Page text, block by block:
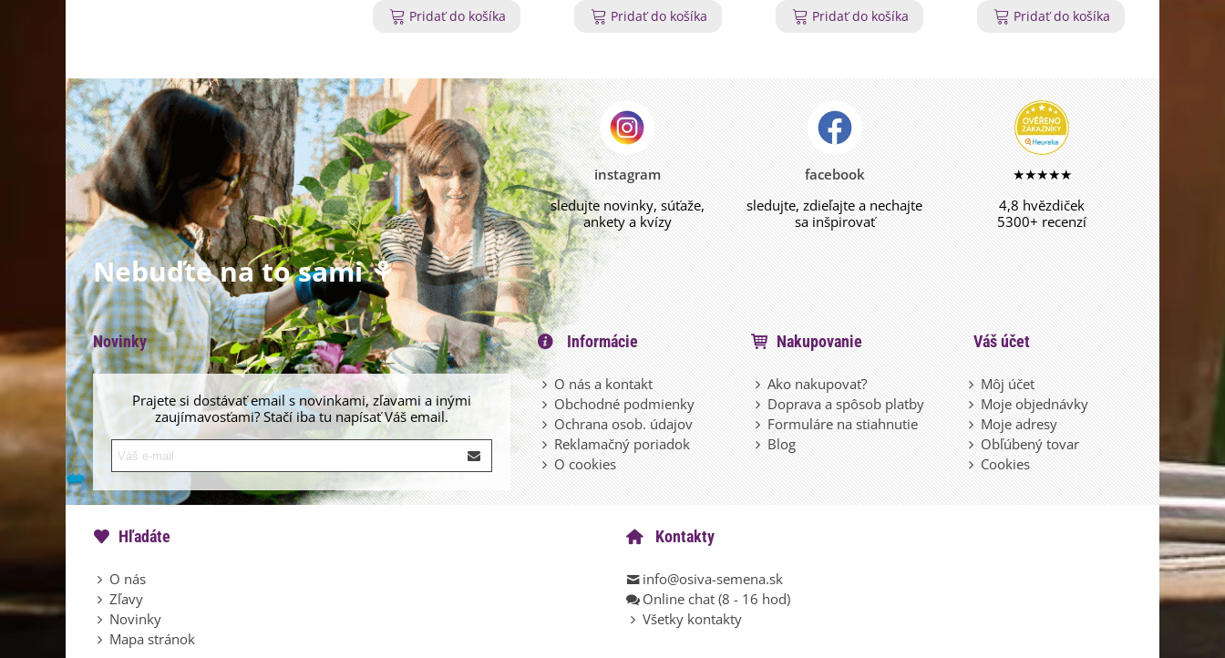
Pridať do košíka
Pridať do košíka
Pridať do košíka
Pridať do košíka
Nebuďte na to sami ⚘
instagram
sledujte novinky, súťaže,
ankety a kvízy
facebook
sledujte, zdieľajte a nechajte
sa inšpirovať
★★★★★
4,8 hvězdiček
5300+ recenzí
Novinky
Prajete si dostávať email s novinkami, zľavami a inými
zaujímavosťami? Stačí iba tu napísať Váš email.
Informácie
O nás a kontakt
Obchodné podmienky
Ochrana osob. údajov
Reklamačný poriadok
O cookies
Nakupovanie
Ako nakupovať?
Doprava a spôsob platby
Formuláre na stiahnutie
Blog
Váš účet
Môj účet
Moje objednávky
Moje adresy
Obľúbený tovar
Cookies
Hľadáte
O nás
Zľavy
Novinky
Mapa stránok
Kontakty
info@osiva-semena.sk
Online chat (8 - 16 hod)
Všetky kontakty